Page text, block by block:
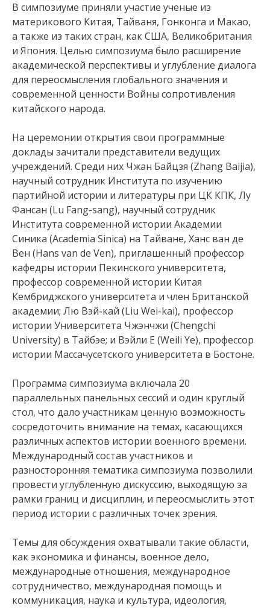
В симпозиуме приняли участие ученые из
материкового Китая, Тайваня, Гонконга и Макао,
а также из таких стран, как США, Великобритания
и Япония. Целью симпозиума было расширение
академической перспективы и углубление диалога
для переосмысления глобального значения и
современной ценности Войны сопротивления
китайского народа.
На церемонии открытия свои программные
доклады зачитали представители ведущих
учреждений. Среди них Чжан Байцзя (Zhang Baijia),
научный сотрудник Института по изучению
партийной истории и литературы при ЦК КПК, Лу
Фансан (Lu Fang-sang), научный сотрудник
Института современной истории Академии
Синика (Academia Sinica) на Тайване, Ханс ван де
Вен (Hans van de Ven), приглашенный профессор
кафедры истории Пекинского университета,
профессор современной истории Китая
Кембриджского университета и член Британской
академии; Лю Вэй-кай (Liu Wei-kai), профессор
истории Университета Чжэнчжи (Chengchi
University) в Тайбэе; и Вэйли Е (Weili Ye), профессор
истории Массачусетского университета в Бостоне.
Программа симпозиума включала 20
параллельных панельных сессий и один круглый
стол, что дало участникам ценную возможность
сосредоточить внимание на темах, касающихся
различных аспектов истории военного времени.
Международный состав участников и
разносторонняя тематика симпозиума позволили
провести углубленную дискуссию, выходящую за
рамки границ и дисциплин, и переосмыслить этот
период истории с различных точек зрения.
Темы для обсуждения охватывали такие области,
как экономика и финансы, военное дело,
международные отношения, международное
сотрудничество, международная помощь и
коммуникация, наука и культура, идеология,